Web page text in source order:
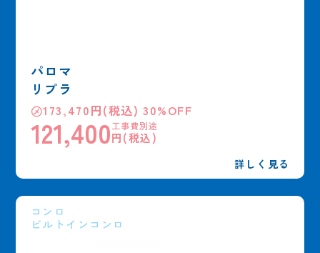
パロマ
リプラ
㋱173,470円(税込) 30%OFF
121,400工事費別途
円(税込)
詳しく見る
コンロ
ビルトインコンロ